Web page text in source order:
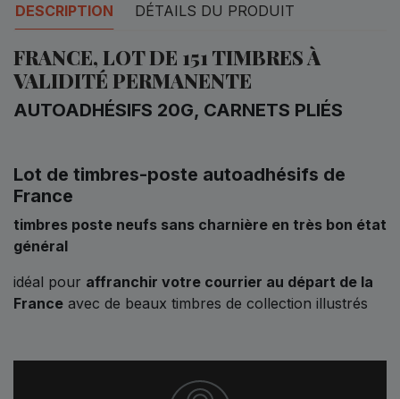
DESCRIPTION DÉTAILS DU PRODUIT
FRANCE, LOT DE 151 TIMBRES À
VALIDITÉ PERMANENTE
AUTOADHÉSIFS 20G, CARNETS PLIÉS
Lot de timbres-poste autoadhésifs de
France
timbres poste neufs sans charnière en très bon état
général
idéal pour affranchir votre courrier au départ de la
France avec de beaux timbres de collection illustrés